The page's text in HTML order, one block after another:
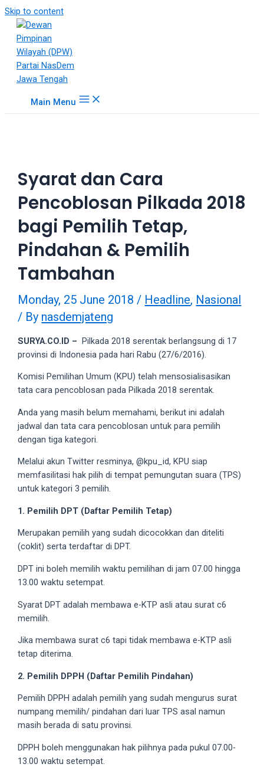
18Tube.tv
free
hosting
service
your
verified
user
upload
porn
videos
website
several
different
18tube
Every
video
you
upload
processed
working
days.
You
also
use
embed
porn
videos
other
Skip to content
Main Menu
Syarat dan Cara
Pencoblosan Pilkada 2018
bagi Pemilih Tetap,
Pindahan & Pemilih
Tambahan
Monday, 25 June 2018/ Headline, Nasional
/ By nasdemjateng
SURYA.CO.ID – Pilkada 2018 serentak berlangsung di 17
provinsi di Indonesia pada hari Rabu (27/6/2016).
Komisi Pemilihan Umum (KPU) telah mensosialisasikan
tata cara pencoblosan pada Pilkada 2018 serentak.
Anda yang masih belum memahami, berikut ini adalah
jadwal dan tata cara pencoblosan untuk para pemilih
dengan tiga kategori.
Melalui akun Twitter resminya, @kpu_id, KPU siap
memfasilitasi hak pilih di tempat pemungutan suara (TPS)
untuk kategori 3 pemilih.
1. Pemilih DPT (Daftar Pemilih Tetap)
Merupakan pemilih yang sudah dicocokkan dan diteliti
(coklit) serta terdaftar di DPT.
DPT ini boleh memilih waktu pemilihan di jam 07.00 hingga
13.00 waktu setempat.
Syarat DPT adalah membawa e-KTP asli atau surat c6
memilih.
Jika membawa surat c6 tapi tidak membawa e-KTP asli
tetap diterima.
2. Pemilih DPPH (Daftar Pemilih Pindahan)
Pemilih DPPH adalah pemilih yang sudah mengurus surat
numpang memilih/ pindahan dari luar TPS asal namun
masih berada di satu provinsi.
DPPH boleh menggunakan hak pilihnya pada pukul 07.00-
13.00 waktu setempat.